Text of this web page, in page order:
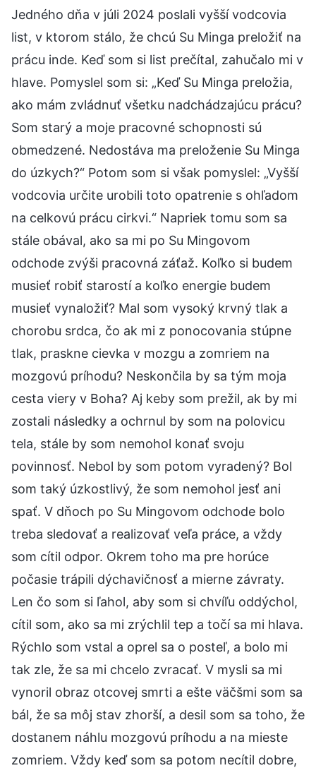
Jedného dňa v júli 2024 poslali vyšší vodcovia
list, v ktorom stálo, že chcú Su Minga preložiť na
prácu inde. Keď som si list prečítal, zahučalo mi v
hlave. Pomyslel som si: „Keď Su Minga preložia,
ako mám zvládnuť všetku nadchádzajúcu prácu?
Som starý a moje pracovné schopnosti sú
obmedzené. Nedostáva ma preloženie Su Minga
do úzkych?“ Potom som si však pomyslel: „Vyšší
vodcovia určite urobili toto opatrenie s ohľadom
na celkovú prácu cirkvi.“ Napriek tomu som sa
stále obával, ako sa mi po Su Mingovom
odchode zvýši pracovná záťaž. Koľko si budem
musieť robiť starostí a koľko energie budem
musieť vynaložiť? Mal som vysoký krvný tlak a
chorobu srdca, čo ak mi z ponocovania stúpne
tlak, praskne cievka v mozgu a zomriem na
mozgovú príhodu? Neskončila by sa tým moja
cesta viery v Boha? Aj keby som prežil, ak by mi
zostali následky a ochrnul by som na polovicu
tela, stále by som nemohol konať svoju
povinnosť. Nebol by som potom vyradený? Bol
som taký úzkostlivý, že som nemohol jesť ani
spať. V dňoch po Su Mingovom odchode bolo
treba sledovať a realizovať veľa práce, a vždy
som cítil odpor. Okrem toho ma pre horúce
počasie trápili dýchavičnosť a mierne závraty.
Len čo som si ľahol, aby som si chvíľu oddýchol,
cítil som, ako sa mi zrýchlil tep a točí sa mi hlava.
Rýchlo som vstal a oprel sa o posteľ, a bolo mi
tak zle, že sa mi chcelo zvracať. V mysli sa mi
vynoril obraz otcovej smrti a ešte väčšmi som sa
bál, že sa môj stav zhorší, a desil som sa toho, že
dostanem náhlu mozgovú príhodu a na mieste
zomriem. Vždy keď som sa potom necítil dobre,